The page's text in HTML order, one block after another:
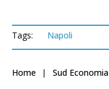
Tags: Napoli
Home Sud Economia